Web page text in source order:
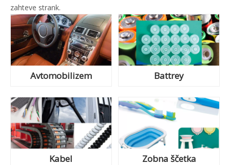
zahteve strank.
Avtomobilizem Battrey
Kabel Zobna ščetka